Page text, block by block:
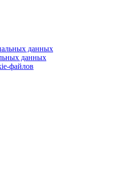
данных
данных
файлов